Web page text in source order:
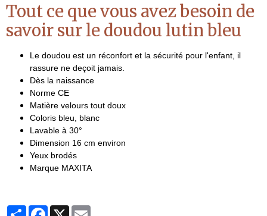
Tout ce que vous avez besoin de
savoir sur le doudou lutin bleu
Le doudou est un réconfort et la sécurité pour l'enfant, il
rassure ne deçoit jamais.
Dès la naissance
Norme CE
Matière velours tout doux
Coloris bleu, blanc
Lavable à 30°
Dimension 16 cm environ
Yeux brodés
Marque MAXITA
PartagerFacebook
X